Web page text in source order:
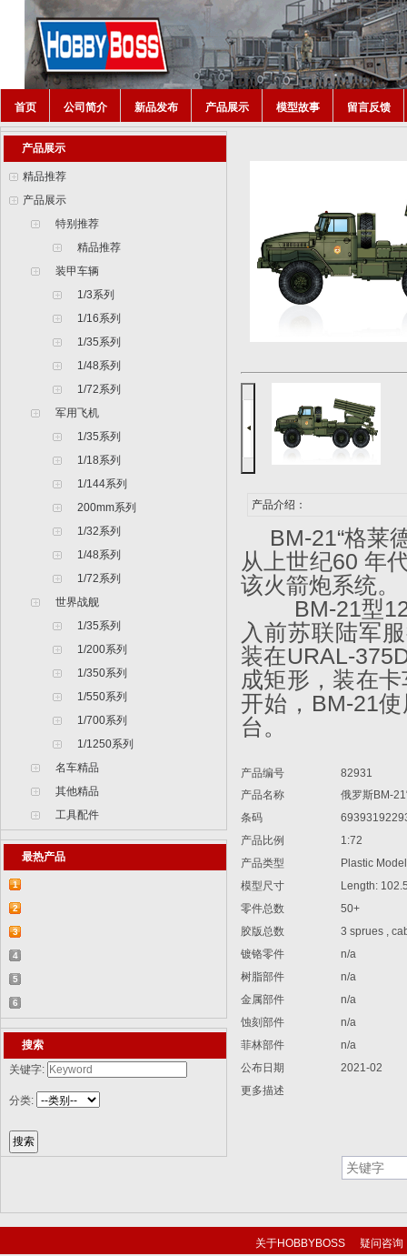
首页 公司简介 新品发布 产品展示 模型故事 留言反馈
产品展示
精品推荐
产品展示
特别推荐
精品推荐
装甲车辆
1/3系列
1/16系列
1/35系列
1/48系列
1/72系列
军用飞机
1/35系列
1/18系列
1/144系列
200mm系列
1/32系列
1/48系列
1/72系列
世界战舰
1/35系列
1/200系列
1/350系列
1/550系列
1/700系列
1/1250系列
名车精品
其他精品
工具配件
最热产品
1
【2015-07-07】德国BR 52型蒸汽机车
829...
2
【2015-07-06】德国LWS水陆两栖牵引车
82...
3
【2018-08-31】中国ZTL-11轮式装甲突击
车 ...
4
【2015-12-31】加拿大豹2A4M主战坦克
8386...
5
【2014-12-10】俄罗斯KrAZ-255B军用卡
车85...
6
【2014-12-10】以色列阿奇扎里特装甲运
兵...搜索
关键字:
分类:
产品介绍：
BM-21“格莱
从上世纪60 年
该火箭炮系统。
BM-21型122
入前苏联陆军
装在URAL-
成矩形，装在
开始，BM-21
台。
产品编号
82931
产品名称
俄罗斯BM-
条码
产品比例
1:72
产品类型
Plastic Model
模型尺寸
Length:
零件总数
50+
胶版总数
3 sprues ,
镀铬零件
n/a
树脂部件
n/a
金属部件
n/a
蚀刻部件
n/a
菲林部件
n/a
公布日期
2021-02
更多描述
关于HOBBYBOSS 疑问咨询